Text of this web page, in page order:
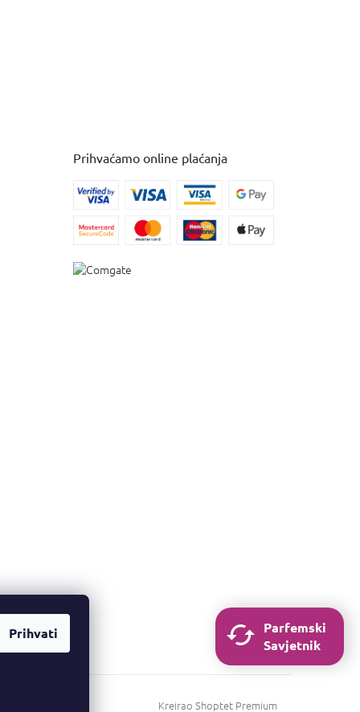
Prihvati
Prihvaćamo online plaćanja
Kreirao Shoptet Premium
Parfemski
Savjetnik